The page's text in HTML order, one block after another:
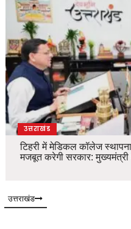
उत्तराखंड
टिहरी में मेडिकल कॉलेज
मजबूत करेगी सरकार: मुख्यमंत्री
उत्तराखंड